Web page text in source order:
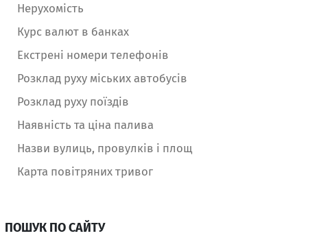
Нерухомість
Курс валют в банках
Екстрені номери телефонів
Розклад руху міських автобусів
Розклад руху поїздів
Наявність та ціна палива
Назви вулиць, провулків і площ
Карта повітряних тривог
ПОШУК ПО САЙТУ